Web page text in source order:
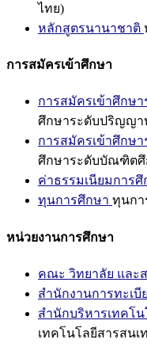
ไทย)
หลักสูตรนานาชาติ
การสมัครเข้าศึกษา
การสมัครเข้าศึก
ศึกษาระดับปริญญ
การสมัครเข้าศึกษ
ศึกษาระดับบัณฑิตศึ
ค่าธรรมเนียมการศึ
ทุนการศึกษา ทุนกา
หน่วยงานการศึกษา
คณะ วิทยาลัย และ
สำนักงานการทะเบี
สำนักบริหารเทคโ
เทคโนโลยีสารสนเ